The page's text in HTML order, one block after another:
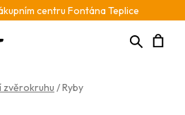
centru Fontána Teplice
Hledat
zvěrokruhu /Ryby